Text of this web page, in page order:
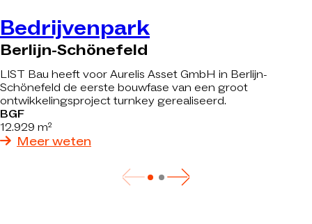
Bedrijvenpark
Berlijn-Schönefeld
LIST Bau heeft voor Aurelis Asset GmbH in Berlijn-
Schönefeld de eerste bouwfase van een groot
ontwikkelingsproject turnkey gerealiseerd.
BGF
12.929 m²
Meer weten